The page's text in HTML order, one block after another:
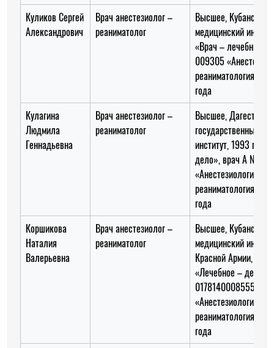
Куликов Сергей
Александрович
Врач анестезиолог –
реаниматолог
Высшее, Кубанский
медицинский
«Врач –
009305
реаниматология»
года
Кулагина
Людмила
Геннадьевна
Врач анестезиолог –
реаниматолог
Высшее,
государственный
институт, 1993 год,
дело», врач А №
«Анестезиология и
реаниматология»
года
Коршикова
Наталия
Валерьевна
Врач анестезиолог –
реаниматолог
Высшее, Кубанский
медицинский
Красной Армии,
«Лечебное – дело»,
0178140008555
«Анестезиология и
реаниматология»
года